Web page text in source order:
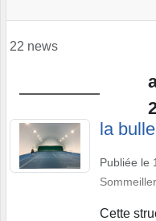
22 news
la bulle
Publiée le
Sommeiller
Cette